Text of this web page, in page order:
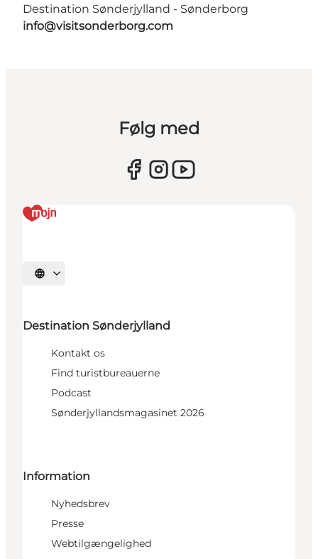
Destination Sønderjylland - Sønderborg
info@visitsonderborg.com
Følg med
Vælg sprog
Destination Sønderjylland
Kontakt os
Find turistbureauerne
Podcast
Sønderjyllandsmagasinet 2026
Information
Nyhedsbrev
Presse
Webtilgængelighed